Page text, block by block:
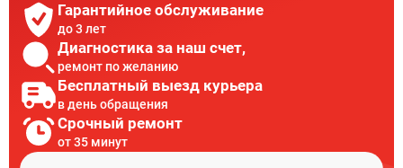
Гарантийное обслуживание
до 3 лет
Диагностика за наш счет,
ремонт по желанию
Бесплатный выезд курьера
в день обращения
Срочный ремонт
от 35 минут